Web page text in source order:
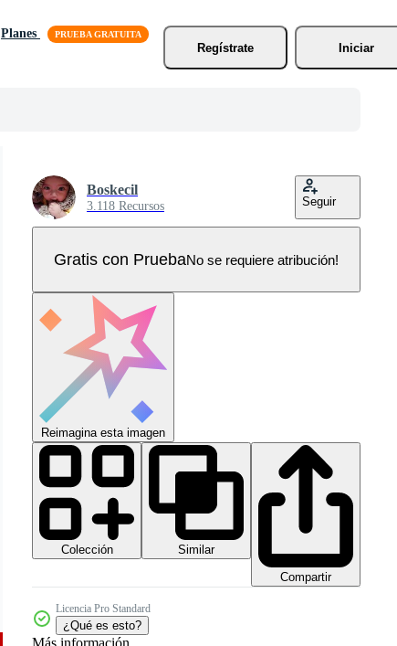
Planes
Regístrate
Iniciar
Boskecil
3.118 Recursos Seguir
Gratis con PruebaNo se requiere atribución!
Reimagina esta imagen
Colección
Similar
Compartir
Licencia Pro Standard
¿Qué es esto?
Más información